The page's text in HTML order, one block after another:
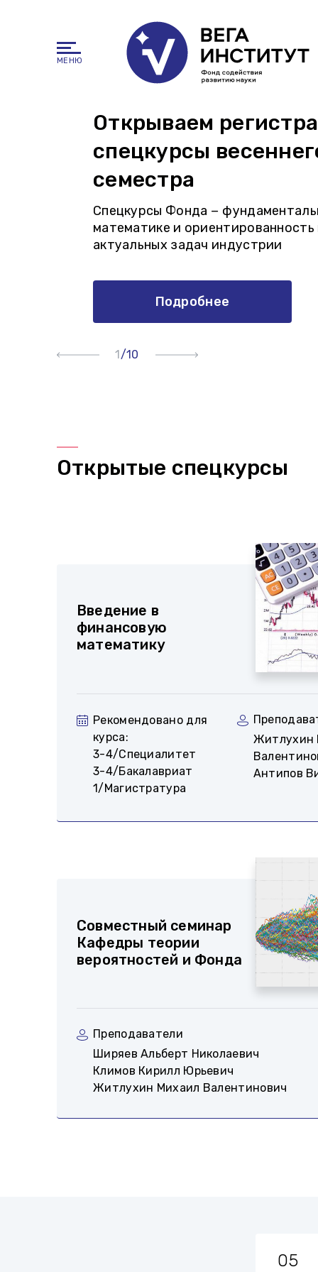
МЕНЮ
Открываем
спецкурсы
семестра
Спецкурсы Фонда −
математике и
актуальных задач индустрии
Подробнее
1 10
Открытые спецкурсы
Введение в
финансовую
математику
Рекомендовано для
курса:
3-4/Специалитет
3-4/Бакалавриат
1/Магистратура
Житлухин
Антипов
Совместный семинар
Кафедры теории
вероятностей и Фонда
Преподаватели
Ширяев Альберт Николаевич
Климов Кирилл Юрьевич
Житлухин Михаил Валентинович
05